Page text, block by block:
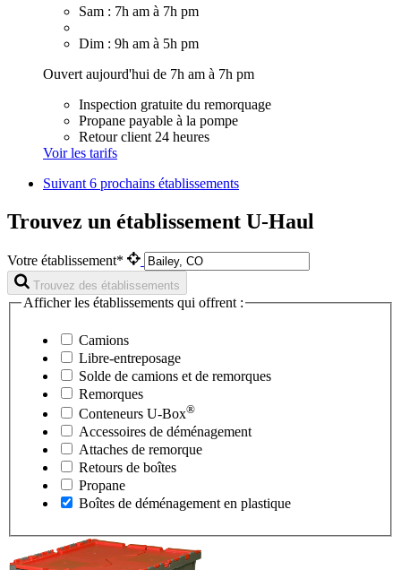
Sam : 7h am à 7h pm
Dim : 9h am à 5h pm
Ouvert aujourd'hui de 7h am à 7h pm
Inspection gratuite du remorquage
Propane payable à la pompe
Retour client 24 heures
Voir les tarifs
Suivant6 prochains établissements
Trouvez un établissement U-Haul
Votre établissement*
Trouvez des établissements
Afficher les établissements qui offrent :
Camions
Libre-entreposage
Solde de camions et de remorques
Remorques
Conteneurs U-Box®
Accessoires de déménagement
Attaches de remorque
Retours de boîtes
Propane
Boîtes de déménagement en plastique